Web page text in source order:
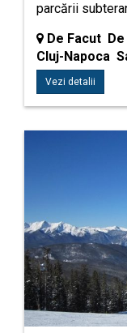
parcării
De Facut
Cluj-Napoca
Vezi detalii